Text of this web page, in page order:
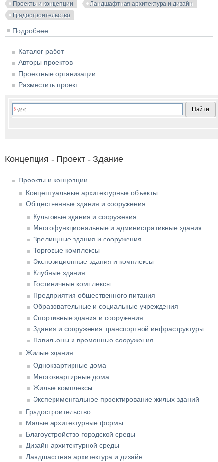
Проекты и концепции
Ландшафтная архитектура и дизайн
Градостроительство
Подробнее
в Ижевске. АБ SPEECH
Каталог работ
Авторы проектов
Проектные организации
Разместить проект
Концепция - Проект - Здание
Проекты и концепции
Концептуальные архитектурные объекты
Общественные здания и сооружения
Культовые здания и сооружения
Многофункциональные и административные здания
Зрелищные здания и сооружения
Торговые комплексы
Экспозиционные здания и комплексы
Клубные здания
Гостиничные комплексы
Предприятия общественного питания
Образовательные и социальные учреждения
Спортивные здания и сооружения
Здания и сооружения транспортной инфраструктуры
Павильоны и временные сооружения
Жилые здания
Одноквартирные дома
Многоквартирные дома
Жилые комплексы
Экспериментальное проектирование жилых зданий
Градостроительство
Малые архитектурные формы
Благоустройство городской среды
Дизайн архитектурной среды
Ландшафтная архитектура и дизайн